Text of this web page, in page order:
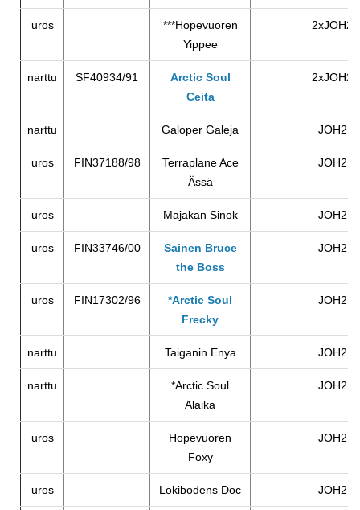
uros
***Hopevuoren
Yippee
2xJOH2
narttu SF40934/91
Arctic Soul
Ceita
2xJOH2
narttu Galoper Galeja JOH2
uros FIN37188/98
Terraplane Ace
Ässä
JOH2
uros Majakan Sinok JOH2
uros FIN33746/00
Sainen Bruce
the Boss
JOH2
uros FIN17302/96
*Arctic Soul
Frecky
JOH2
narttu Taiganin Enya JOH2
narttu
*Arctic Soul
Alaika
JOH2
uros
Hopevuoren
Foxy
JOH2
uros Lokibodens Doc JOH2